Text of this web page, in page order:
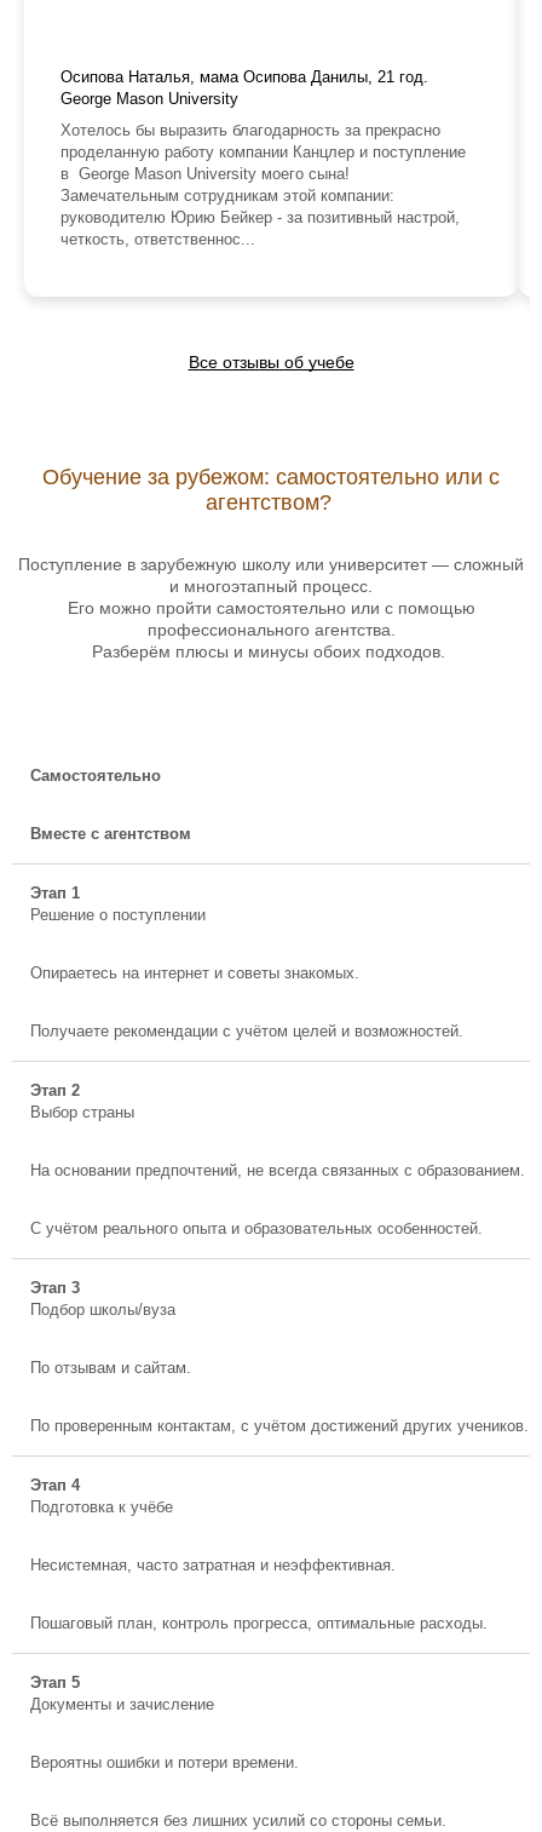
Осипова Наталья, мама Осипова Данилы, 21 год.
George Mason University
Хотелось бы выразить благодарность за прекрасно
проделанную работу компании Канцлер и поступление
в George Mason University моего сына!
Замечательным сотрудникам этой компании:
руководителю Юрию Бейкер - за позитивный настрой,
четкость, ответственнос...
Все отзывы об учебе
Обучение за рубежом: самостоятельно или с
агентством?
Поступление в зарубежную школу или университет — сложный
и многоэтапный процесс.
Его можно пройти самостоятельно или с помощью
профессионального агентства.
Разберём плюсы и минусы обоих подходов.
Самостоятельно
Вместе с агентством
Этап 1
Решение о поступлении
Опираетесь на интернет и советы знакомых.
Получаете рекомендации с учётом целей и возможностей.
Этап 2
Выбор страны
На основании предпочтений, не всегда связанных с образованием.
С учётом реального опыта и образовательных особенностей.
Этап 3
Подбор школы/вуза
По отзывам и сайтам.
По проверенным контактам, с учётом достижений других учеников.
Этап 4
Подготовка к учёбе
Несистемная, часто затратная и неэффективная.
Пошаговый план, контроль прогресса, оптимальные расходы.
Этап 5
Документы и зачисление
Вероятны ошибки и потери времени.
Всё выполняется без лишних усилий со стороны семьи.